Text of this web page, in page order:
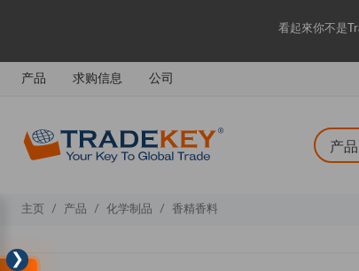
看起來你不是
产品 求购信息 公司
❯
主页 产品 化学制品 香精香料